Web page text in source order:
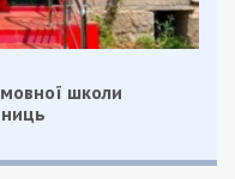
школи